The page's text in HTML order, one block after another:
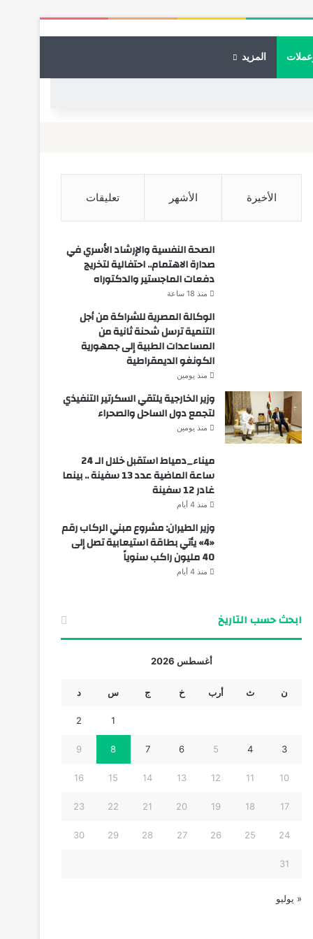
المزيد
الأخيرة الأشهر تعليقات
الصحة النفسية والإرشاد الأسري في
صدارة الاهتمام.. احتفالية لتخريج
دفعات الماجستير والدكتوراه
منذ 18 ساعة
الوكالة المصرية للشراكة من أجل
التنمية ترسل شحنة ثانية من
المساعدات الطبية إلى جمهورية
الكونغو الديمقراطية
منذ يومين
وزير الخارجية يلتقي السكرتير التنفيذي
لتجمع دول الساحل والصحراء
منذ يومين
ميناء_دمياط استقبل خلال الـ 24
ساعة الماضية عدد 13 سفينة .. بينما
غادر 12 سفينة
منذ 4 أيام
وزير الطيران: مشروع مبني الركاب رقم
«4» يأتي بطاقة استيعابية تصل إلى
40 مليون راكب سنوياً
منذ 4 أيام
ابحث حسب التاريخ
أغسطس 2026
ن ث أرب خ ج س د
1
2
3
4
5
6
7
8
9
10
11
12
13
14
15
16
17
18
19
20
21
22
23
24
25
26
27
28
29
30
31
« يوليو